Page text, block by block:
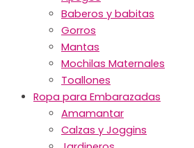
Baberos y babitas
Gorros
Mantas
Mochilas Maternales
Toallones
Ropa para Embarazadas
Amamantar
Calzas y Joggins